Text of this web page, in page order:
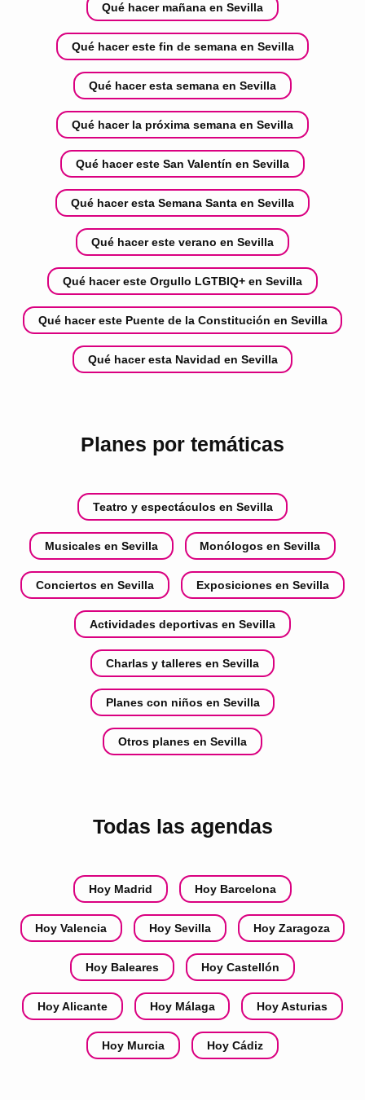
Qué hacer mañana en Sevilla
Qué hacer este fin de semana en Sevilla
Qué hacer esta semana en Sevilla
Qué hacer la próxima semana en Sevilla
Qué hacer este San Valentín en Sevilla
Qué hacer esta Semana Santa en Sevilla
Qué hacer este verano en Sevilla
Qué hacer este Orgullo LGTBIQ+ en Sevilla
Qué hacer este Puente de la Constitución en Sevilla
Qué hacer esta Navidad en Sevilla
Planes por temáticas
Teatro y espectáculos en Sevilla
Musicales en Sevilla Monólogos en Sevilla
Conciertos en Sevilla Exposiciones en Sevilla
Actividades deportivas en Sevilla
Charlas y talleres en Sevilla
Planes con niños en Sevilla
Otros planes en Sevilla
Todas las agendas
Hoy Madrid Hoy Barcelona
Hoy Valencia Hoy Sevilla Hoy Zaragoza
Hoy Baleares Hoy Castellón
Hoy Alicante Hoy Málaga Hoy Asturias
Hoy Murcia Hoy Cádiz